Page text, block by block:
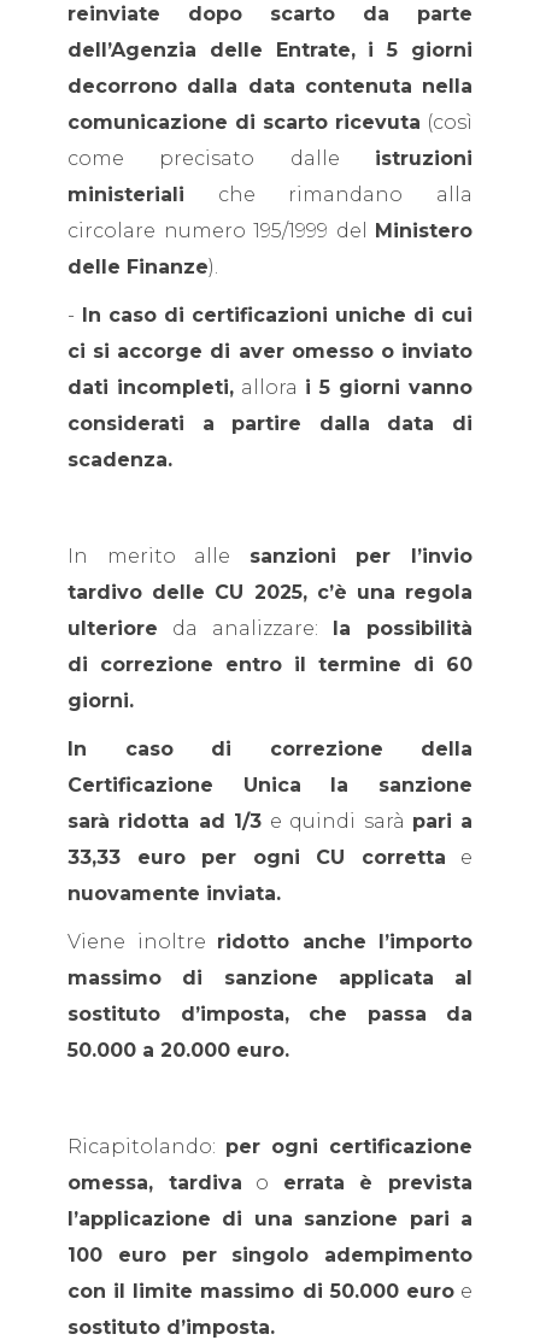
reinviate dopo scarto da parte
dell’Agenzia delle Entrate, i 5 giorni
decorrono dalla data contenuta nella
comunicazione di scarto ricevuta (così
come precisato dalle istruzioni
ministeriali che rimandano alla
circolare numero 195/1999 del Ministero
delle Finanze).
- In caso di certificazioni uniche di cui
ci si accorge di aver omesso o inviato
dati incompleti, allora i 5 giorni vanno
considerati a partire dalla data di
scadenza.
In merito alle sanzioni per l’invio
tardivo delle CU 2025, c’è una regola
ulteriore da analizzare: la possibilità
di correzione entro il termine di 60
giorni.
In caso di correzione della
Certificazione Unica la sanzione
sarà ridotta ad 1/3 e quindi sarà pari a
33,33 euro per ogni CU corretta e
nuovamente inviata.
Viene inoltre ridotto anche l’importo
massimo di sanzione applicata al
sostituto d’imposta, che passa da
50.000 a 20.000 euro.
Ricapitolando: per ogni certificazione
omessa, tardiva o errata è prevista
l’applicazione di una sanzione pari a
100 euro per singolo adempimento
con il limite massimo di 50.000 euroe
sostituto d’imposta.